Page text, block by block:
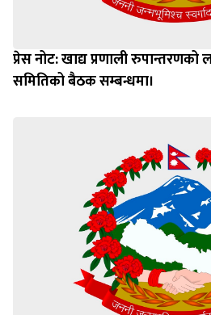
प्रेस नोट: खाद्य प्रणाली
समितिको बैठक सम्बन्धमा।